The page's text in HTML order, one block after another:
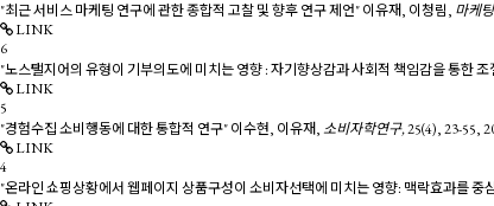
"최근 서비스 마케팅 연구에 관한 종합적 고찰 및 향후 연구 제언"이유재, 이청림, 마케
LINK
6
"노스탤지어의 유형이 기부의도에 미치는 영향 : 자기향상감과 사회적 책임감을 통한
LINK
5
"경험수집 소비행동에 대한 통합적 연구"이수현, 이유재,소비자학연구,25(4),23-55,
LINK
4
"온라인 쇼핑상황에서 웹페이지 상품구성이 소비자선택에 미치는 영향: 맥락효과를 중